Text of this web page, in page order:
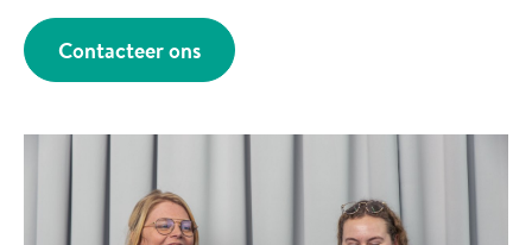
Contacteer ons